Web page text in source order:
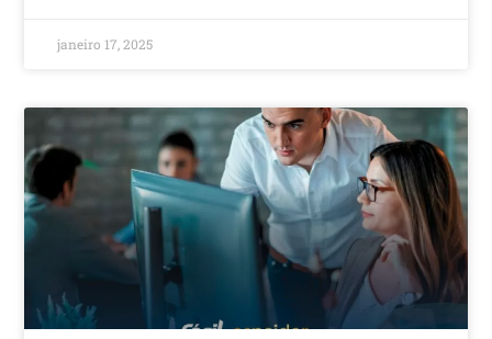
janeiro 17, 2025